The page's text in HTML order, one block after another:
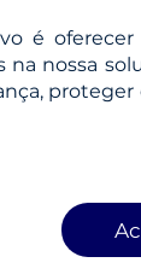
é
na nossa
proteger